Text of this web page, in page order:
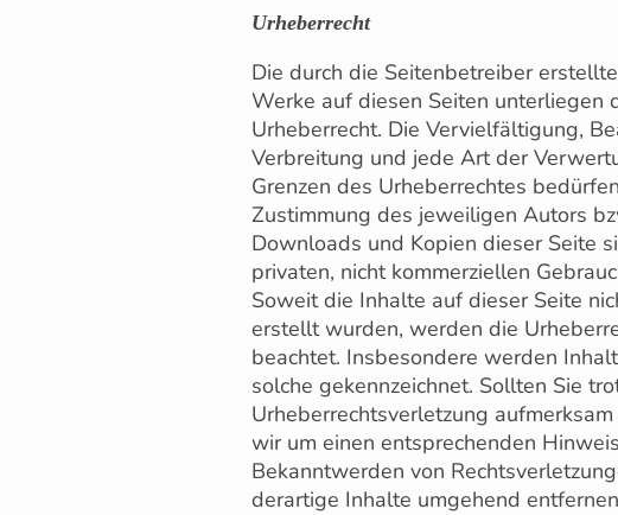
Urheberrecht
Die durch die Seitenbetreiber
Werke auf diesen Seiten unterliegen
Urheberrecht. Die Vervielfältigung,
Verbreitung und jede Art der
Grenzen des Urheberrechtes
Zustimmung des jeweiligen Autors
Downloads und Kopien dieser Seite
privaten, nicht kommerziellen
Soweit die Inhalte auf dieser Seite
erstellt wurden, werden die
beachtet. Insbesondere werden
solche gekennzeichnet. Sollten Sie
Urheberrechtsverletzung
wir um einen entsprechenden
Bekanntwerden von
derartige Inhalte umgehend